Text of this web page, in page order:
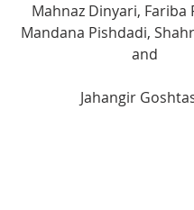
Mahnaz Dinyari, Fariba
Mandana Pishdadi,
and
Jahangir